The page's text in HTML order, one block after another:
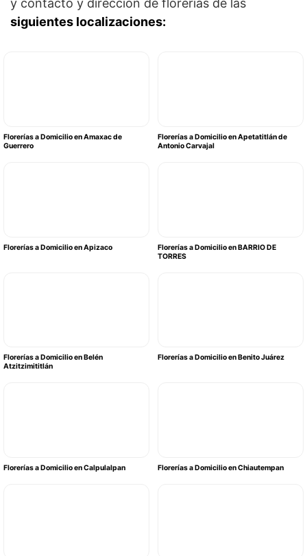
y contacto y dirección de florerías de las
siguientes localizaciones:
Florerías a Domicilio en Amaxac de
Guerrero
Florerías a Domicilio en Apetatitlán de
Antonio Carvajal
Florerías a Domicilio en Apizaco
Florerías a Domicilio en BARRIO DE
TORRES
Florerías a Domicilio en Belén
Atzitzimititlán
Florerías a Domicilio en Benito Juárez
Florerías a Domicilio en Calpulalpan Florerías a Domicilio en Chiautempan